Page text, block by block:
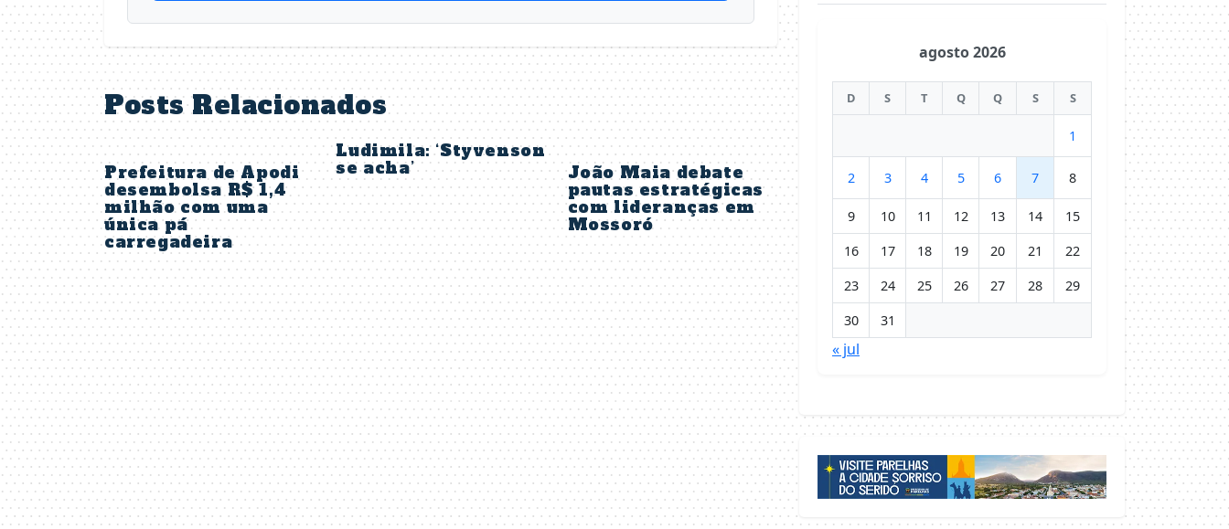
Posts Relacionados
Prefeitura de Apodi
desembolsa R$ 1,4
milhão com uma
única pá
carregadeira
Ludimila: ‘Styvenson
se acha’ João Maia debate
pautas estratégicas
com lideranças em
Mossoró
agosto 2026
D S T Q Q S S
1
2 3 4 5 6 7 8
9 10 11 12 13 14
15
16
17 18 19 20 21
22
23
24 25 26 27 28
29
30
31
« jul